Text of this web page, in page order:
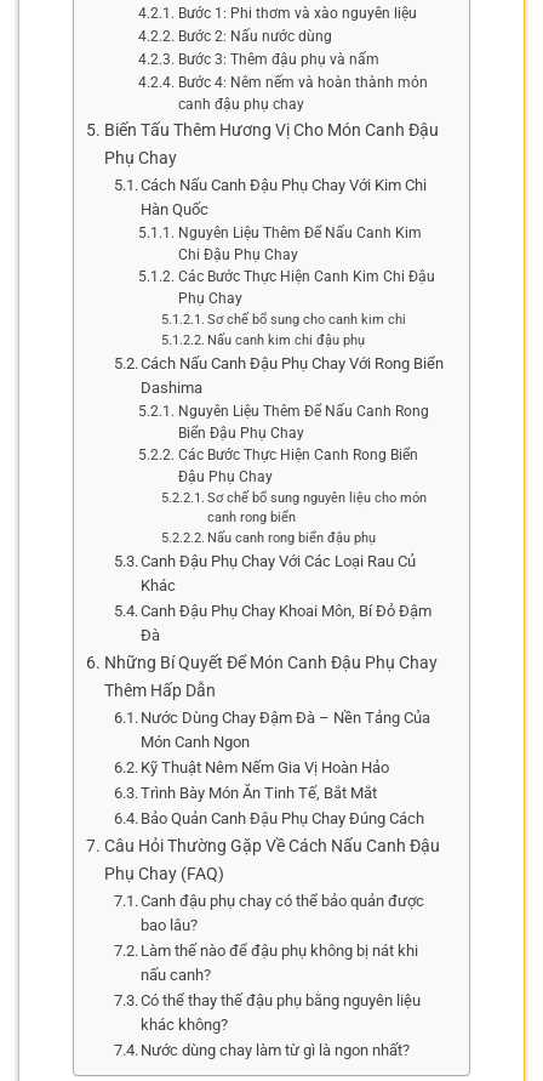
Bước 1: Phi thơm và xào nguyên liệu
Bước 2: Nấu nước dùng
Bước 3: Thêm đậu phụ và nấm
Bước 4: Nêm nếm và hoàn thành món
canh đậu phụ chay
Biến Tấu Thêm Hương Vị Cho Món Canh Đậu
Phụ Chay
Cách Nấu Canh Đậu Phụ Chay Với Kim Chi
Hàn Quốc
Nguyên Liệu Thêm Để Nấu Canh Kim
Chi Đậu Phụ Chay
Các Bước Thực Hiện Canh Kim Chi Đậu
Phụ Chay
Sơ chế bổ sung cho canh kim chi
Nấu canh kim chi đậu phụ
Cách Nấu Canh Đậu Phụ Chay Với Rong Biển
Dashima
Nguyên Liệu Thêm Để Nấu Canh Rong
Biển Đậu Phụ Chay
Các Bước Thực Hiện Canh Rong Biển
Đậu Phụ Chay
Sơ chế bổ sung nguyên liệu cho món
canh rong biển
Nấu canh rong biển đậu phụ
Canh Đậu Phụ Chay Với Các Loại Rau Củ
Khác
Canh Đậu Phụ Chay Khoai Môn, Bí Đỏ Đậm
Đà
Những Bí Quyết Để Món Canh Đậu Phụ Chay
Thêm Hấp Dẫn
Nước Dùng Chay Đậm Đà – Nền Tảng Của
Món Canh Ngon
Kỹ Thuật Nêm Nếm Gia Vị Hoàn Hảo
Trình Bày Món Ăn Tinh Tế, Bắt Mắt
Bảo Quản Canh Đậu Phụ Chay Đúng Cách
Câu Hỏi Thường Gặp Về Cách Nấu Canh Đậu
Phụ Chay (FAQ)
Canh đậu phụ chay có thể bảo quản được
bao lâu?
Làm thế nào để đậu phụ không bị nát khi
nấu canh?
Có thể thay thế đậu phụ bằng nguyên liệu
khác không?
Nước dùng chay làm từ gì là ngon nhất?